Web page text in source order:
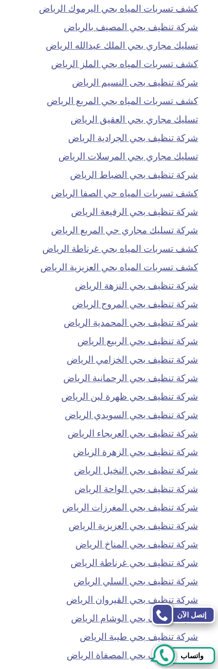
كشف تسربات المياه بحي اليرموك الرياض
شركة تنظيف بحي المصيف بالرياض
تسليك مجاري بحي الملك عبدالله الرياض
كشف تسربات المياه بحي الملز الرياض
شركة تنظيف بحى النسيم الرياض
كشف تسربات المياه بحي المربع الرياض
تسليك مجاري بحي العقيق الرياض
شركة تنظيف بحي الجرادية الرياض
تسليك مجاري بحي المرسلات الرياض
شركة تنظيف بحي الضباط الرياض
كشف تسربات المياه حي الصفا الرياض
شركة تنظيف بحي الرفيعة الرياض
شركة تسليك مجاري حي المربع الرياض
كشف تسربات المياه بحي غرناطة الرياض
كشف تسربات المياه بحي العزيزية الرياض
شركة تنظيف بحي النزهة الرياض
شركة تنظيف بحي المروج الرياض
شركة تنظيف بحي المحمدية الرياض
شركة تنظيف بحي الربيع الرياض
شركة تنظيف بحي الخزامي الرياض
شركة تنظيف بحي الرحمانية الرياض
شركة تنظيف بحي ظهرة لبن الرياض
شركة تنظيف بحي السويدي الرياض
شركة تنظيف بحي العريجاء الرياض
شركة تنظيف بحي الزهرة الرياض
شركة تنظيف بحي النخيل الرياض
شركة تنظيف بحي الواحة الرياض
شركة تنظيف بحي المغرزات الرياض
شركة تنظيف بحي العزيزية الرياض
شركة تنظيف بحي المناخ الرياض
شركة تنظيف بحي غرناطة الرياض
شركة تنظيف بحي السلي الرياض
شركة تنظيف بحي القيروان الرياض
شركة تنظيف بحي الوشام الرياض
شركة تنظيف بحي طيبة الرياض
شركة تنظيف بحي المصفاة الرياض
إتصل الآن
واتساب